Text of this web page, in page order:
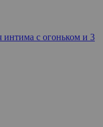
интима с огоньком и 3